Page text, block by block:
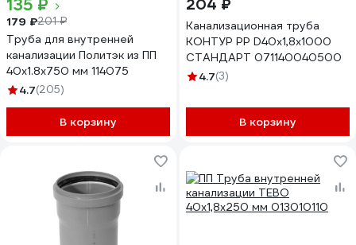
135 ₽
179 ₽201 ₽
Труба для внутренней
канализации Политэк из ПП
40х1.8х750 мм 114075
4.7(205)
В корзину
204 ₽
Канализационная труба
КОНТУР РР D40x1,8x1000
СТАНДАРТ 071140040500
4.7(3)
В корзину